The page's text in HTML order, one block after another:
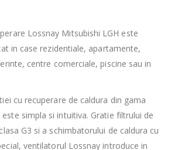
Lossnay Mitsubishi LGH este
in case rezidentiale, apartamente,
centre comerciale, piscine sau in
cu recuperare de caldura din gama
simpla si intuitiva. Gratie filtrului de
G3 si a schimbatorului de caldura cu
ventilatorul Lossnay introduce in